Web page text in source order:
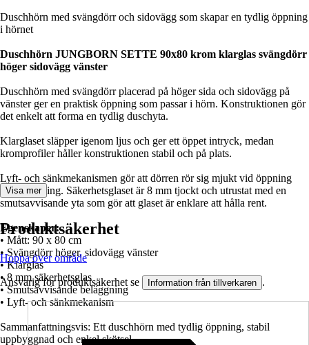
Duschhörn med svängdörr och sidovägg som skapar en tydlig öppning
i hörnet
Duschhörn JUNGBORN SETTE 90x80 krom klarglas svängdörr
höger sidovägg vänster
Duschhörn med svängdörr placerad på höger sida och sidovägg på
vänster ger en praktisk öppning som passar i hörn. Konstruktionen gör
det enkelt att forma en tydlig duschyta.
Klarglaset släpper igenom ljus och ger ett öppet intryck, medan
kromprofiler håller konstruktionen stabil och på plats.
Lyft- och sänkmekanismen gör att dörren rör sig mjukt vid öppning
och stängning. Säkerhetsglaset är 8 mm tjockt och utrustat med en
smutsavvisande yta som gör att glaset är enklare att hålla rent.
Egenskaper:
• Mått: 90 x 80 cm
• Svängdörr höger, sidovägg vänster
• Klarglas
• 8 mm säkerhetsglas
• Smutsavvisande beläggning
• Lyft- och sänkmekanism
Sammanfattningsvis: Ett duschhörn med tydlig öppning, stabil
uppbyggnad och enkel skötsel.
Visa mer
Produktsäkerhet
Hoppa över område
Ansvarig för produktsäkerhet se Information från tillverkaren .